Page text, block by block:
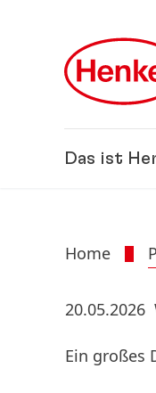
Das ist
Home
20.05.2026
Ein großes